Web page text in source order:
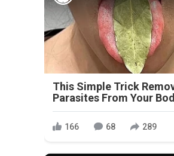
This Simple Trick
Parasites From Your
166 68 289